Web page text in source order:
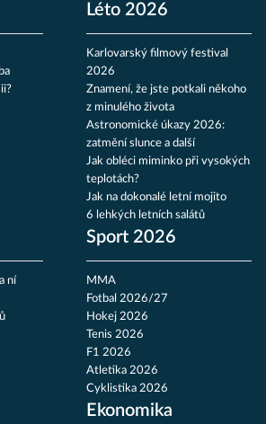
Léto 2026
Karlovarský filmový festival
2026
Znamení, že jste potkali někoho
z minulého života
Astronomické úkazy 2026:
zatmění slunce a další
Jak obléci miminko při vysokých
teplotách?
Jak na dokonalé letní mojito
6 lehkých letních salátů
ní
Sport 2026
MMA
Fotbal 2026/27
Hokej 2026
Tenis 2026
F1 2026
Atletika 2026
Cyklistika 2026
Ekonomika